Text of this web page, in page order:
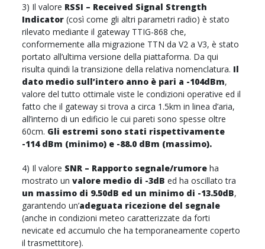
3) Il valore RSSI – Received Signal Strength
Indicator (così come gli altri parametri radio) è stato
rilevato mediante il gateway TTIG-868 che,
conformemente alla migrazione TTN da V2 a V3, è stato
portato all’ultima versione della piattaforma. Da qui
risulta quindi la transizione della relativa nomenclatura. Il
dato medio sull’intero anno è pari a -104dBm,
valore del tutto ottimale viste le condizioni operative ed il
fatto che il gateway si trova a circa 1.5km in linea d’aria,
all’interno di un edificio le cui pareti sono spesse oltre
60cm. Gli estremi sono stati rispettivamente
-114 dBm (minimo) e -88.0 dBm (massimo).
4) Il valore SNR – Rapporto segnale/rumore ha
mostrato unvalore medio di -3dB ed ha oscillato tra
un massimo di 9.50dB ed un minimo di -13.50dB,
garantendo un’adeguata ricezione del segnale
(anche in condizioni meteo caratterizzate da forti
nevicate ed accumulo che ha temporaneamente coperto
il trasmettitore).